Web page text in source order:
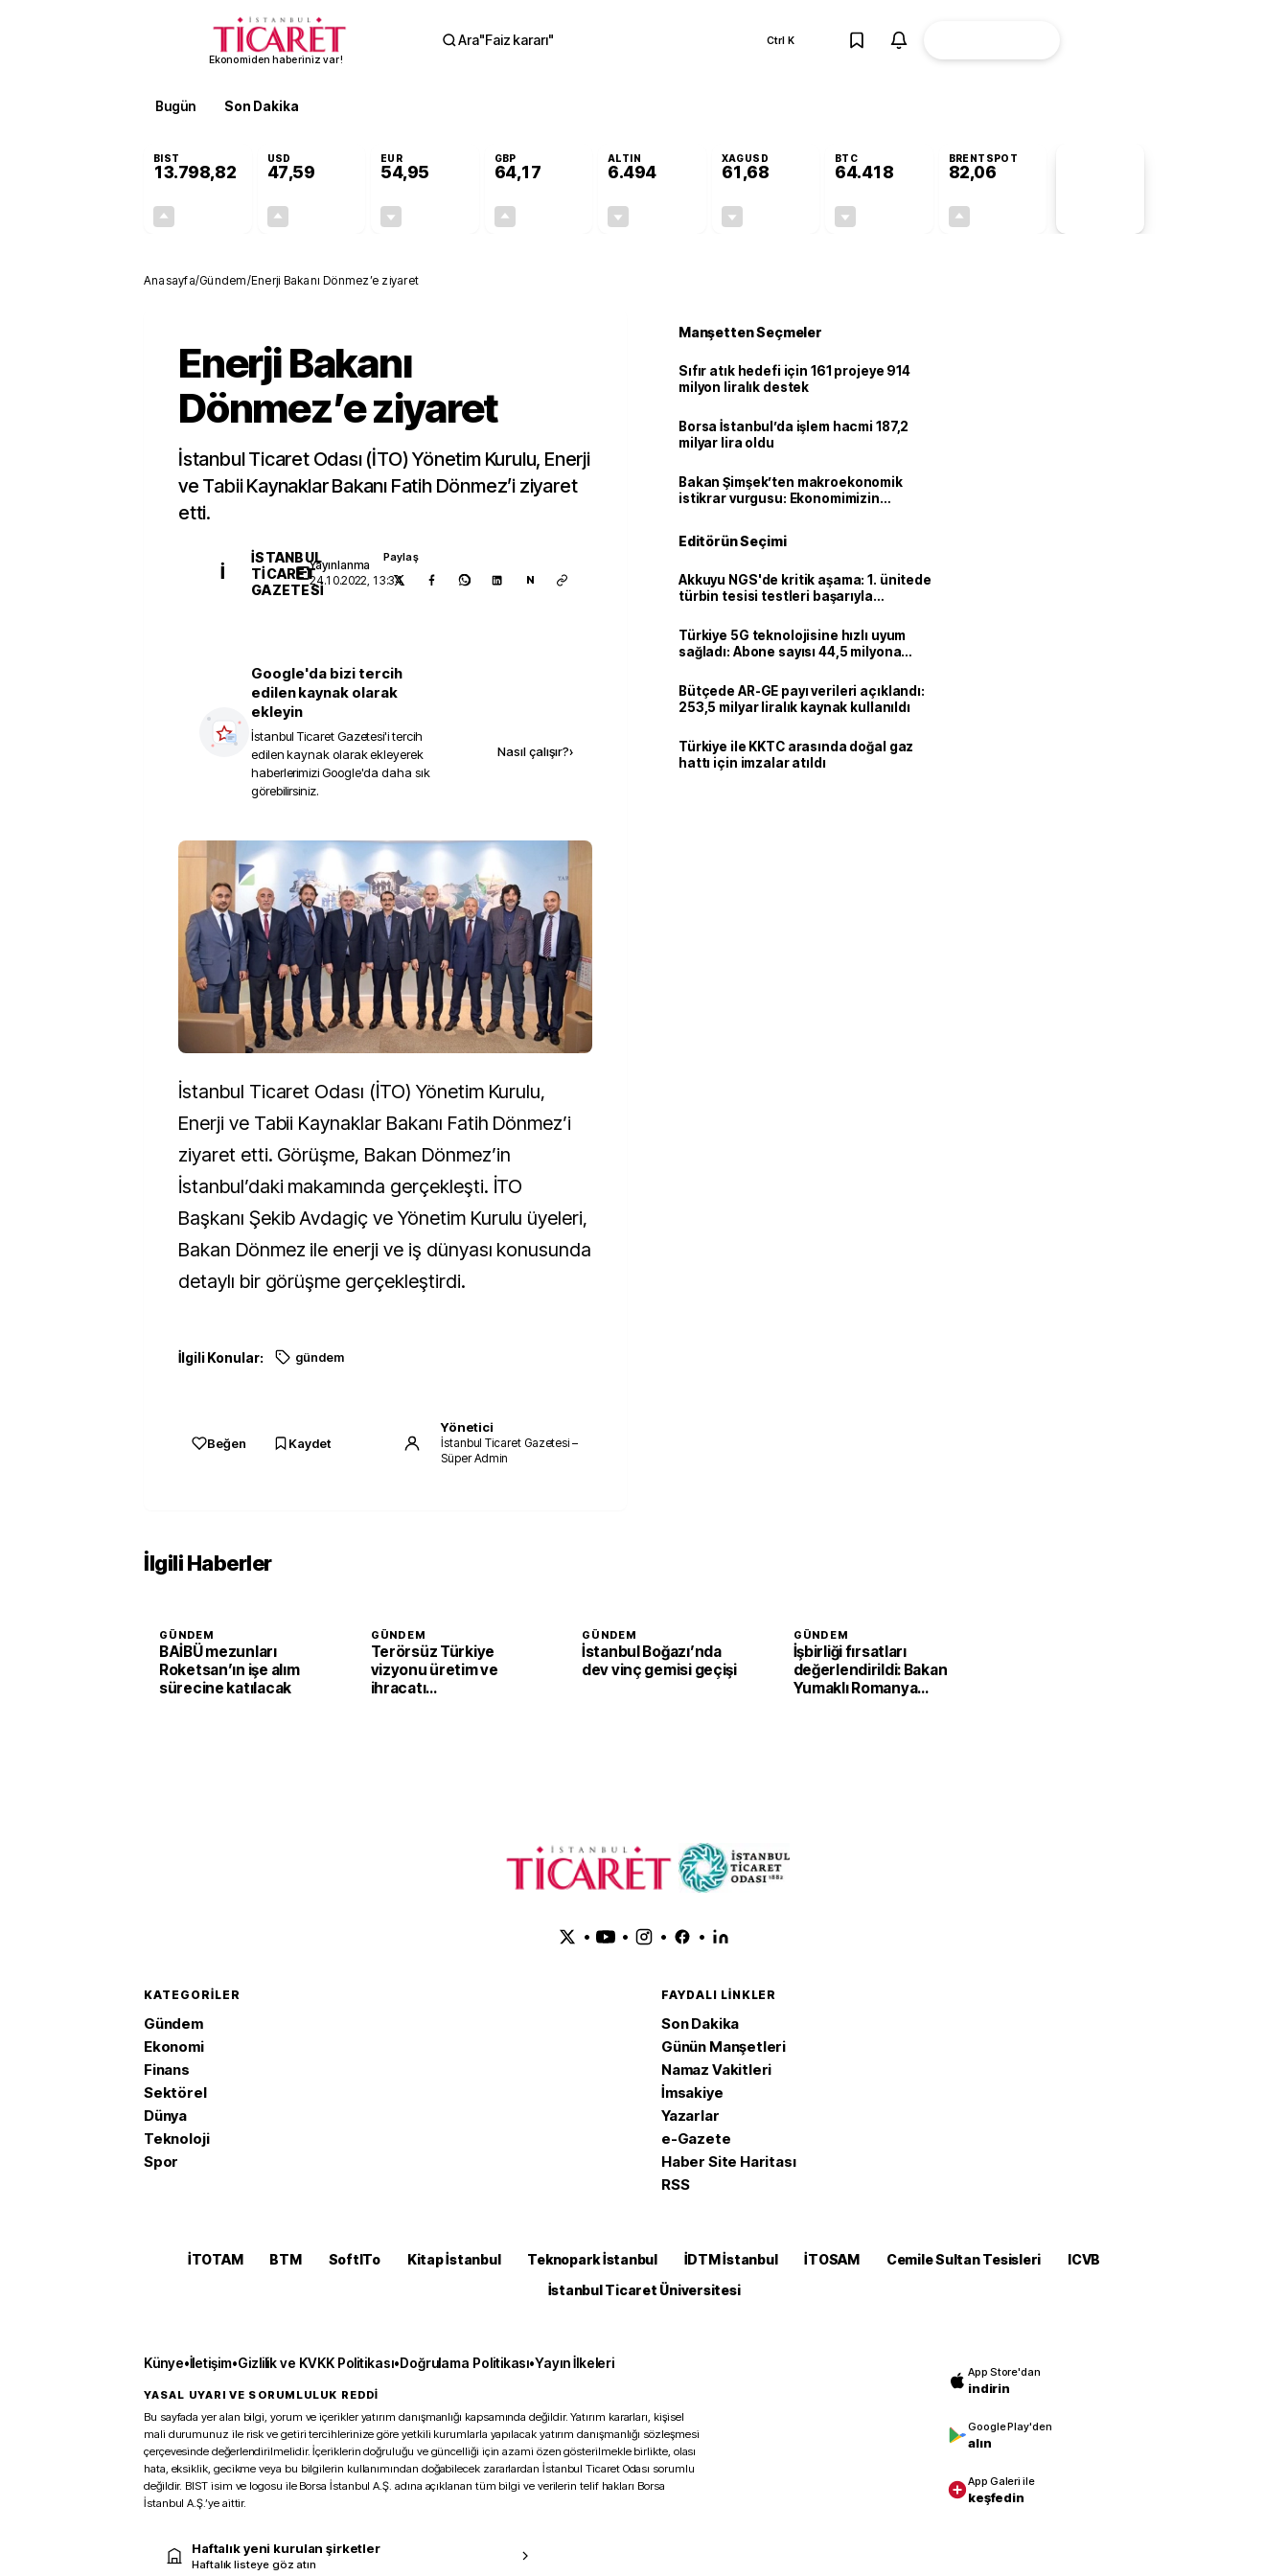
Ekonomiden haberiniz var!
Ara"Faiz kararı" Ctrl K
Bugün Son Dakika
BIST
13.798,82
USD
47,59
EUR
54,95
GBP
64,17
ALTIN
6.494
XAGUSD
61,68
BTC
64.418
BRENTSPOT
82,06
Anasayfa/Gündem/Enerji Bakanı Dönmez’e ziyaret
Enerji Bakanı
Dönmez’e ziyaret
İstanbul Ticaret Odası (İTO) Yönetim Kurulu, Enerji
ve Tabii Kaynaklar Bakanı Fatih Dönmez’i ziyaret
etti.
İ
İSTANBUL
TICARET
GAZETESI
Yayınlanma
24.10.2022, 13:34
Paylaş
N
Google'da bizi tercih
edilen kaynak olarak
ekleyin
İstanbul Ticaret Gazetesi'i tercih
edilen kaynak olarak ekleyerek
haberlerimizi Google'da daha sık
görebilirsiniz.
Nasıl çalışır?›
İstanbul Ticaret Odası (İTO) Yönetim Kurulu,
Enerji ve Tabii Kaynaklar Bakanı Fatih Dönmez’i
ziyaret etti. Görüşme, Bakan Dönmez’in
İstanbul’daki makamında gerçekleşti. İTO
Başkanı Şekib Avdagiç ve Yönetim Kurulu üyeleri,
Bakan Dönmez ile enerji ve iş dünyası konusunda
detaylı bir görüşme gerçekleştirdi.
İlgili Konular: gündem
Beğen Kaydet
Yönetici
İstanbul Ticaret Gazetesi –
Süper Admin
Manşetten Seçmeler
Sıfır atık hedefi için 161 projeye 914
milyon liralık destek
Borsa İstanbul’da işlem hacmi 187,2
milyar lira oldu
Bakan Şimşek’ten makroekonomik
istikrar vurgusu: Ekonomimizin
Editörün Seçimi
Akkuyu NGS'de kritik aşama: 1. ünitede
türbin tesisi testleri başarıyla
Türkiye 5G teknolojisine hızlı uyum
sağladı: Abone sayısı 44,5 milyona
Bütçede AR-GE payı verileri açıklandı:
253,5 milyar liralık kaynak kullanıldı
Türkiye ile KKTC arasında doğal gaz
hattı için imzalar atıldı
İlgili Haberler
GÜNDEM
BAİBÜ mezunları
Roketsan’ın işe alım
sürecine katılacak
GÜNDEM
Terörsüz Türkiye
vizyonu üretim ve
ihracatı
GÜNDEM
İstanbul Boğazı’nda
dev vinç gemisi geçişi
GÜNDEM
İşbirliği fırsatları
değerlendirildi: Bakan
Yumaklı Romanya
• • • •
KATEGORILER
Gündem
Ekonomi
Finans
Sektörel
Dünya
Teknoloji
Spor
FAYDALI LINKLER
Son Dakika
Günün Manşetleri
Namaz Vakitleri
İmsakiye
Yazarlar
e-Gazete
Haber Site Haritası
RSS
İTOTAM BTM SoftITo Kitap İstanbul Teknopark İstanbul İDTM İstanbul İTOSAM Cemile Sultan Tesisleri
ICVB
İstanbul Ticaret Üniversitesi
Künye•İletişim•Gizlilik ve KVKK Politikası•Doğrulama Politikası•Yayın İlkeleri
YASAL UYARI VE SORUMLULUK REDDİ
Bu sayfada yer alan bilgi, yorum ve içerikler yatırım danışmanlığı kapsamında değildir. Yatırım kararları, kişisel
mali durumunuz ile risk ve getiri tercihlerinize göre yetkili kurumlarla yapılacak yatırım danışmanlığı sözleşmesi
çerçevesinde değerlendirilmelidir. İçeriklerin doğruluğu ve güncelliği için azami özen gösterilmekle birlikte, olası
hata, eksiklik, gecikme veya bu bilgilerin kullanımından doğabilecek zararlardan İstanbul Ticaret Odası sorumlu
değildir. BIST isim ve logosu ile Borsa İstanbul A.Ş. adına açıklanan tüm bilgi ve verilerin telif hakları Borsa
İstanbul A.Ş.’ye aittir.
Haftalık yeni kurulan şirketler
Haftalık listeye göz atın
App Store'dan
indirin
Google Play'den
alın
App Galeri ile
keşfedin